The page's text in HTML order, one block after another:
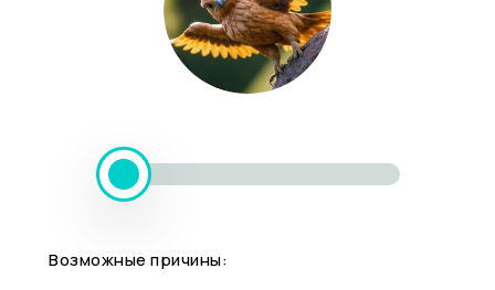
Возможные причины: